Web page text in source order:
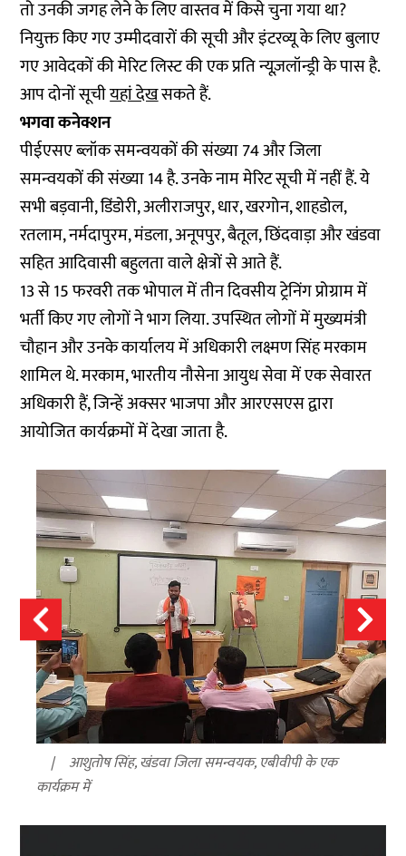
तो उनकी जगह लेने के लिए वास्तव में किसे चुना गया था?
नियुक्त किए गए उम्मीदवारों की सूची और इंटरव्यू के लिए बुलाए
गए आवेदकों की मेरिट लिस्ट की एक प्रति न्यूज़लॉन्ड्री के पास है.
आप दोनों सूचीयहां देखसकते हैं.
भगवा कनेक्शन
पीईएसए ब्लॉक समन्वयकों की संख्या 74 और जिला
समन्वयकों की संख्या 14 है. उनके नाम मेरिट सूची में नहीं हैं. ये
सभी बड़वानी, डिंडोरी, अलीराजपुर, धार, खरगोन, शाहडोल,
रतलाम, नर्मदापुरम, मंडला, अनूपपुर, बैतूल, छिंदवाड़ा और खंडवा
सहित आदिवासी बहुलता वाले क्षेत्रों से आते हैं.
13 से 15 फरवरी तक भोपाल में तीन दिवसीय ट्रेनिंग प्रोग्राम में
भर्ती किए गए लोगों ने भाग लिया. उपस्थित लोगों में मुख्यमंत्री
चौहान और उनके कार्यालय में अधिकारी लक्ष्मण सिंह मरकाम
शामिल थे. मरकाम, भारतीय नौसेना आयुध सेवा में एक सेवारत
अधिकारी हैं, जिन्हें अक्सर भाजपा और आरएसएस द्वारा
आयोजित कार्यक्रमों में देखा जाता है.
आशुतोष सिंह, खंडवा जिला समन्वयक, एबीवीपी के एक
कार्यक्रम में